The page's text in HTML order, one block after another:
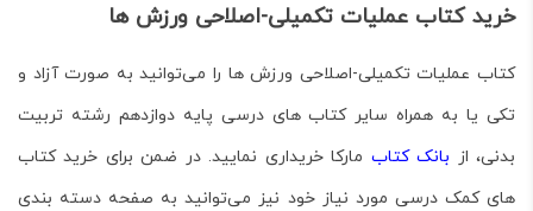
خرید کتاب عملیات تکمیلی-اصلاحی ورزش ها
کتاب عملیات تکمیلی-اصلاحی ورزش ها را می‌توانید به صورت آزاد و
تکی یا به همراه سایر کتاب های درسی پایه دوازدهم رشته تربیت
بدنی، از بانک کتاب مارکا خریداری نمایید. در ضمن برای خرید کتاب
های کمک درسی مورد نیاز خود نیز می‌توانید به صفحه دسته بندی